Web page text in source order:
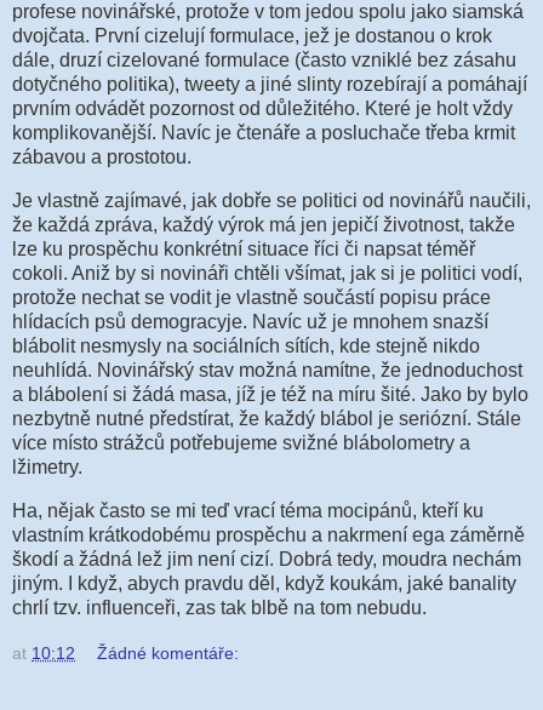
profese novinářské, protože v tom jedou spolu jako siamská
dvojčata. První cizelují formulace, jež je dostanou o krok
dále, druzí cizelované formulace (často vzniklé bez zásahu
dotyčného politika), tweety a jiné slinty rozebírají a pomáhají
prvním odvádět pozornost od důležitého. Které je holt vždy
komplikovanější. Navíc je čtenáře a posluchače třeba krmit
zábavou a prostotou.
Je vlastně zajímavé, jak dobře se politici od novinářů naučili,
že každá zpráva, každý výrok má jen jepičí životnost, takže
lze ku prospěchu konkrétní situace říci či napsat téměř
cokoli. Aniž by si novináři chtěli všímat, jak si je politici vodí,
protože nechat se vodit je vlastně součástí popisu práce
hlídacích psů demogracyje. Navíc už je mnohem snazší
blábolit nesmysly na sociálních sítích, kde stejně nikdo
neuhlídá. Novinářský stav možná namítne, že jednoduchost
a blábolení si žádá masa, jíž je též na míru šité. Jako by bylo
nezbytně nutné předstírat, že každý blábol je seriózní. Stále
více místo strážců potřebujeme svižné blábolometry a
lžimetry.
Ha, nějak často se mi teď vrací téma mocipánů, kteří ku
vlastním krátkodobému prospěchu a nakrmení ega záměrně
škodí a žádná lež jim není cizí. Dobrá tedy, moudra nechám
jiným. I když, abych pravdu děl, když koukám, jaké banality
chrlí tzv. influenceři, zas tak blbě na tom nebudu.
at 10:12 Žádné komentáře: